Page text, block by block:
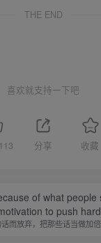
THE END
喜欢就支持一下吧
113 分享 收藏
of what people
to push
而放弃，把那些话当做加